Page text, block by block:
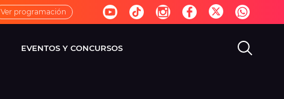
Ver programación
EVENTOS Y CONCURSOS